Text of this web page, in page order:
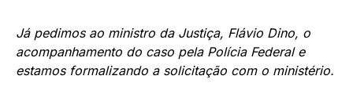
Já pedimos ao ministro da Justiça, Flávio Dino, o
acompanhamento do caso pela Polícia Federal e
estamos formalizando a solicitação com o ministério.